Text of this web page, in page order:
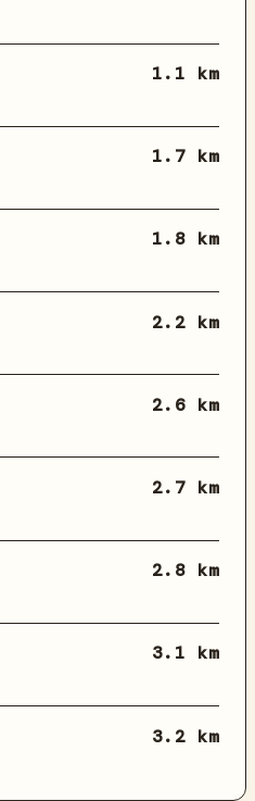
1.1 km
1.7 km
1.8 km
2.2 km
2.6 km
2.7 km
2.8 km
3.1 km
3.2 km